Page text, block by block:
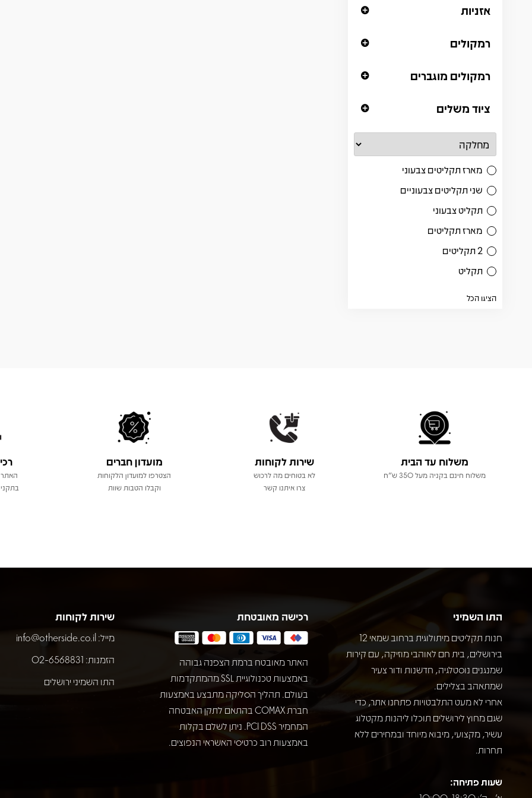
אזניות
רמקולים
רמקולים מוגברים
ציוד משלים
מארז תקליטים צבעוני
שני תקליטים צבעוניים
תקליט צבעוני
מארז תקליטים
2 תקליטים
תקליט
הציגו הכל
משלוח עד הבית
משלוח חינם בקניה מעל 350 ש"ח
שירות לקוחות
לא בטוחים מה לרכוש
צרו איתנו קשר
מועדון חברים
הצטרפו למועדון הלקוחות
וקבלו הטבות שוות
התו השמיני
חנות תקליטים מיתולוגית ברחוב שמאי 12
בירושלים, בית חם לאוהבי מוזיקה, עם קירות
שמנגנים נוסטלגיה, חדשנות ודור צעיר
שמתאהב בצלילים.
אחרי לא מעט התלבטויות פתחנו אתר, כדי
שגם מחוץ לירושלים תוכלו ליהנות מקטלוג
עשיר, מקצועי, מיבוא מיוחד ובמחירים ללא
תחרות.
שעות פתיחה:
רכישה מאובטחת
האתר מאובטח ברמת הצפנה גבוהה
באמצעות טכנולוגיית SSL מהמתקדמות
בעולם. תהליך הסליקה מתבצע באמצעות
חברת COMAX בהתאם לתקן האבטחה
המחמיר PCI DSS. ניתן לשלם בקלות
באמצעות רוב כרטיסי האשראי הנפוצים.
שירות לקוחות
מייל: info@otherside.co.il
הזמנות: 02-6568831
התו השמיני ירושלים